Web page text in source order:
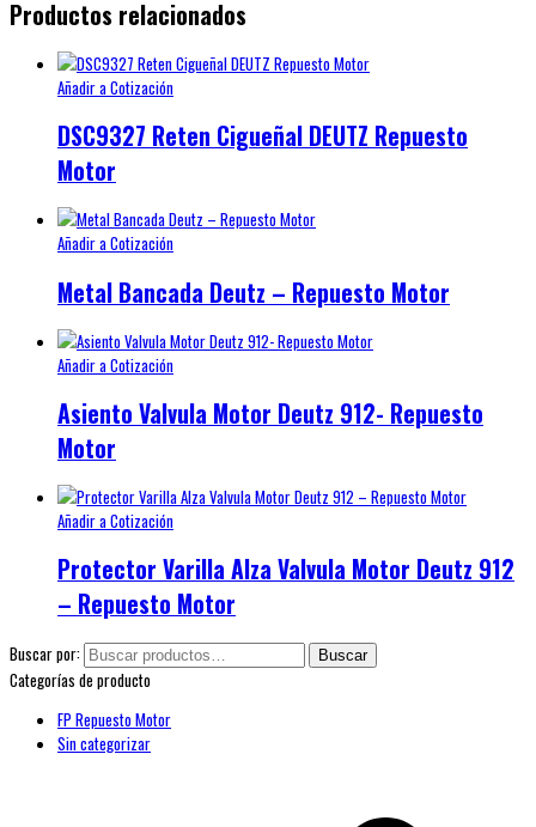
Productos relacionados
Añadir a Cotización
DSC9327 Reten Cigueñal DEUTZ Repuesto
Motor
Añadir a Cotización
Metal Bancada Deutz – Repuesto Motor
Añadir a Cotización
Asiento Valvula Motor Deutz 912- Repuesto
Motor
Añadir a Cotización
Protector Varilla Alza Valvula Motor Deutz 912
– Repuesto Motor
Buscar por: Buscar
Categorías de producto
FP Repuesto Motor
Sin categorizar